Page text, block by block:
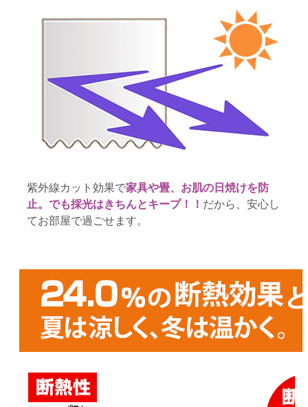
紫外線カット効果で家具や畳、お肌の日焼けを防
止。でも採光はきちんとキープ！！ だから、安心し
てお部屋で過ごせます。